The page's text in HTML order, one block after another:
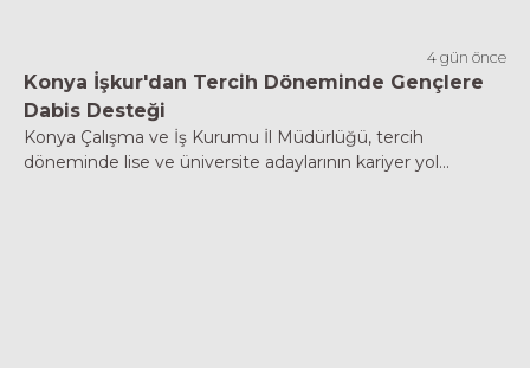
4 gün önce
Konya İşkur'dan Tercih Döneminde Gençlere
Dabis Desteği
Konya Çalışma ve İş Kurumu İl Müdürlüğü, tercih
döneminde lise ve üniversite adaylarının kariyer yol...